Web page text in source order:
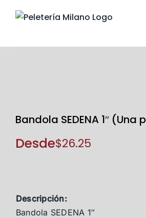
Bandola SEDENA 1″ (Una
Desde$26.25
Descripción:
Bandola SEDENA 1″